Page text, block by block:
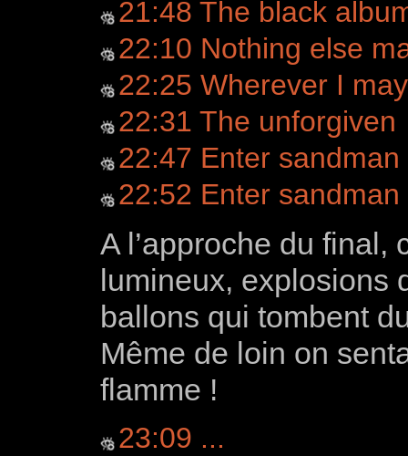
21:48 The black
22:10 Nothing else
22:25 Wherever I
22:31 The unforgiven
22:47 Enter sandman
22:52 Enter sandman
A l’approche du final,
lumineux, explosions
ballons qui tombent
Même de loin on
flamme !
23:09 ...